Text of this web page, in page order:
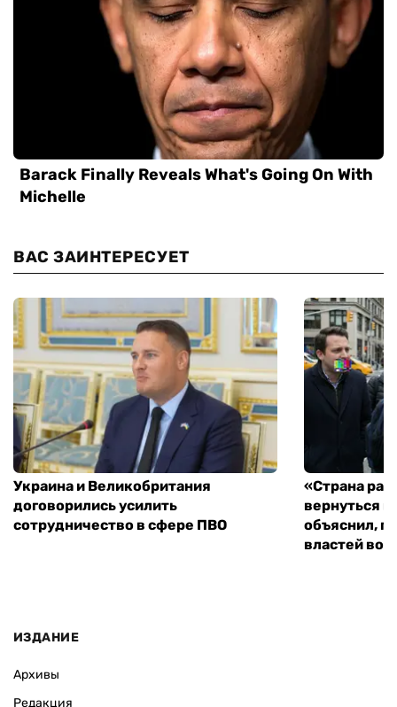
ВАС ЗАИНТЕРЕСУЕТ
Украина и Великобритания
договорились усилить
сотрудничество в сфере ПВО
«Страна
вернуться
объяснил,
властей
ИЗДАНИЕ
Архивы
Редакция